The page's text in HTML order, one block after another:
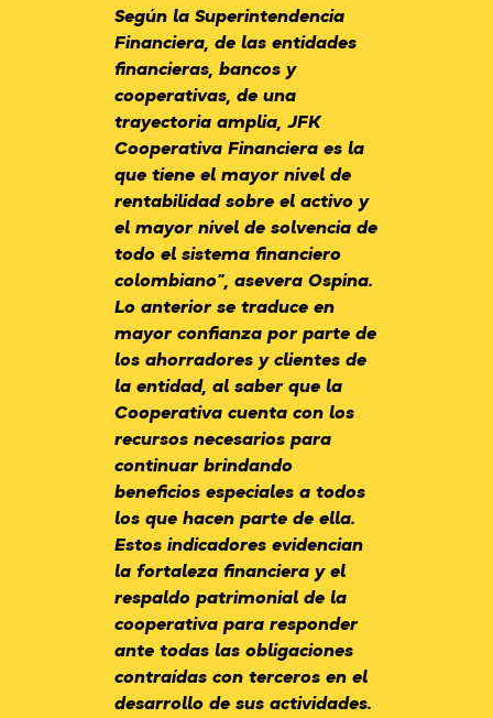
Según la Superintendencia
Financiera, de las entidades
financieras, bancos y
cooperativas, de una
trayectoria amplia, JFK
Cooperativa Financiera es la
que tiene el mayor nivel de
rentabilidad sobre el activo y
el mayor nivel de solvencia de
todo el sistema financiero
colombiano”, asevera Ospina.
Lo anterior se traduce en
mayor confianza por parte de
los ahorradores y clientes de
la entidad, al saber que la
Cooperativa cuenta con los
recursos necesarios para
continuar brindando
beneficios especiales a todos
los que hacen parte de ella.
Estos indicadores evidencian
la fortaleza financiera y el
respaldo patrimonial de la
cooperativa para responder
ante todas las obligaciones
contraídas con terceros en el
desarrollo de sus actividades.